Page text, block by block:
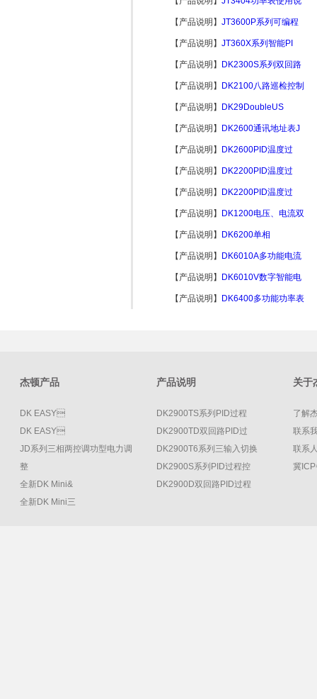
【产品说明】JT3600P系列可编程
【产品说明】JT360X系列智能PI
【产品说明】 DK2300S系列双回路
【产品说明】 DK2100八路巡检控制
【产品说明】 DK29DoubleUS
【产品说明】 DK2600通讯地址表J
【产品说明】 DK2600PID温度过
【产品说明】 DK2200PID温度过
【产品说明】 DK2200PID温度过
【产品说明】 DK1200电压、电流双
【产品说明】 DK6200单相
【产品说明】 DK6010A多功能电流
【产品说明】 DK6010V数字智能电
【产品说明】 DK6400多功能功率表
杰顿产品
DK EASY
DK EASY
JD系列三相两控调功型电力调
整
全新DK Mini&
全新DK Mini三
产品说明
DK2900TS系列PID过程
DK2900TD双回路PID过
DK2900T6系列三输入切换
DK2900S系列PID过程控
DK2900D双回路PID过程
关于
了解
联系
联系
冀